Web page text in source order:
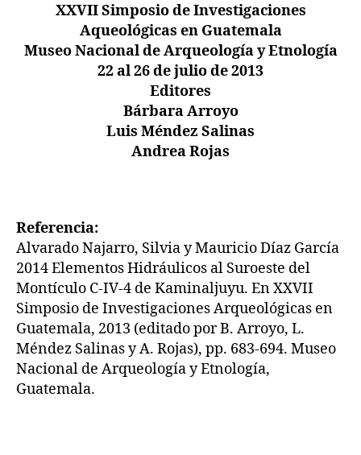
XXVII Simposio de Investigaciones
Aqueológicas en Guatemala
Museo Nacional de Arqueología y Etnología
22 al 26 de julio de 2013
Editores
Bárbara Arroyo
Luis Méndez Salinas
Andrea Rojas
Referencia:
Alvarado Najarro, Silvia y Mauricio Díaz García
2014 Elementos Hidráulicos al Suroeste del
Montículo C-IV-4 de Kaminaljuyu. En XXVII
Simposio de Investigaciones Arqueológicas en
Guatemala, 2013 (editado por B. Arroyo, L.
Méndez Salinas y A. Rojas), pp. 683-694. Museo
Nacional de Arqueología y Etnología,
Guatemala.